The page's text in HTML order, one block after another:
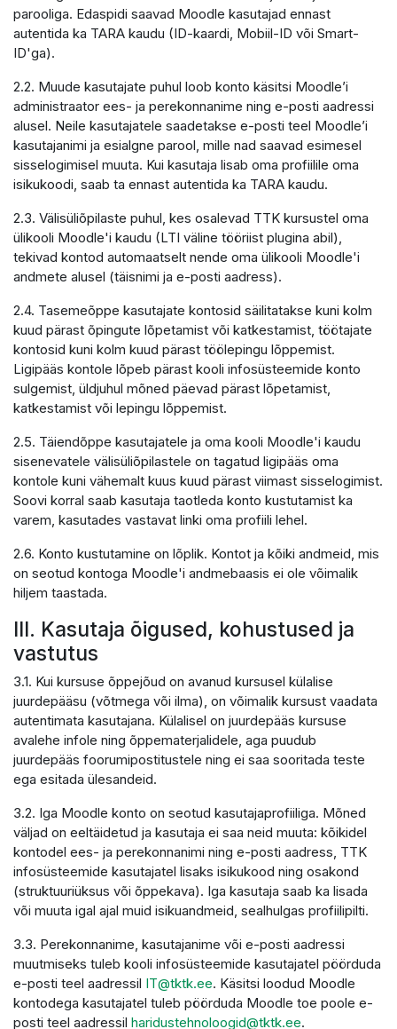
parooliga. Edaspidi saavad Moodle kasutajad ennast
autentida ka TARA kaudu (ID-kaardi, Mobiil-ID või Smart-
ID'ga).
2.2. Muude kasutajate puhul loob konto käsitsi Moodle’i
administraator ees- ja perekonnanime ning e-posti aadressi
alusel. Neile kasutajatele saadetakse e-posti teel Moodle’i
kasutajanimi ja esialgne parool, mille nad saavad esimesel
sisselogimisel muuta. Kui kasutaja lisab oma profiilile oma
isikukoodi, saab ta ennast autentida ka TARA kaudu.
2.3. Välisüliõpilaste puhul, kes osalevad TTK kursustel oma
ülikooli Moodle'i kaudu (LTI väline tööriist plugina abil),
tekivad kontod automaatselt nende oma ülikooli Moodle'i
andmete alusel (täisnimi ja e-posti aadress).
2.4. Tasemeõppe kasutajate kontosid säilitatakse kuni kolm
kuud pärast õpingute lõpetamist või katkestamist, töötajate
kontosid kuni kolm kuud pärast töölepingu lõppemist.
Ligipääs kontole lõpeb pärast kooli infosüsteemide konto
sulgemist, üldjuhul mõned päevad pärast lõpetamist,
katkestamist või lepingu lõppemist.
2.5. Täiendõppe kasutajatele ja oma kooli Moodle'i kaudu
sisenevatele välisüliõpilastele on tagatud ligipääs oma
kontole kuni vähemalt kuus kuud pärast viimast sisselogimist.
Soovi korral saab kasutaja taotleda konto kustutamist ka
varem, kasutades vastavat linki oma profiili lehel.
2.6. Konto kustutamine on lõplik. Kontot ja kõiki andmeid, mis
on seotud kontoga Moodle'i andmebaasis ei ole võimalik
hiljem taastada.
III. Kasutaja õigused, kohustused ja
vastutus
3.1. Kui kursuse õppejõud on avanud kursusel külalise
juurdepääsu (võtmega või ilma), on võimalik kursust vaadata
autentimata kasutajana. Külalisel on juurdepääs kursuse
avalehe infole ning õppematerjalidele, aga puudub
juurdepääs foorumipostitustele ning ei saa sooritada teste
ega esitada ülesandeid.
3.2. Iga Moodle konto on seotud kasutajaprofiiliga. Mõned
väljad on eeltäidetud ja kasutaja ei saa neid muuta: kõikidel
kontodel ees- ja perekonnanimi ning e-posti aadress, TTK
infosüsteemide kasutajatel lisaks isikukood ning osakond
(struktuuriüksus või õppekava). Iga kasutaja saab ka lisada
või muuta igal ajal muid isikuandmeid, sealhulgas profiilipilti.
3.3. Perekonnanime, kasutajanime või e-posti aadressi
muutmiseks tuleb kooli infosüsteemide kasutajatel pöörduda
e-posti teel aadressil IT@tktk.ee. Käsitsi loodud Moodle
kontodega kasutajatel tuleb pöörduda Moodle toe poole e-
posti teel aadressil haridustehnoloogid@tktk.ee.